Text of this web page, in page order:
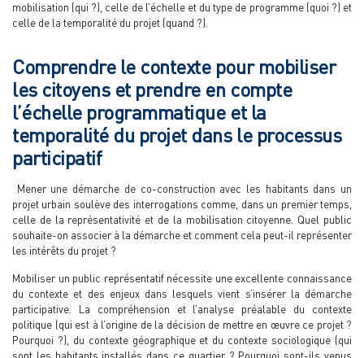
mobilisation (qui ?), celle de l’échelle et du type de programme (quoi ?) et
celle de la temporalité du projet (quand ?).
Comprendre le contexte pour mobiliser
les citoyens et prendre en compte
l’échelle programmatique et la
temporalité du projet dans le processus
participatif
Mener une démarche de co-construction avec les habitants dans un
projet urbain soulève des interrogations comme, dans un premier temps,
celle de la représentativité et de la mobilisation citoyenne. Quel public
souhaite-on associer à la démarche et comment cela peut-il représenter
les intérêts du projet ?
Mobiliser un public représentatif nécessite une excellente connaissance
du contexte et des enjeux dans lesquels vient s’insérer la démarche
participative. La compréhension et l’analyse préalable du contexte
politique (qui est à l’origine de la décision de mettre en œuvre ce projet ?
Pourquoi ?), du contexte géographique et du contexte sociologique (qui